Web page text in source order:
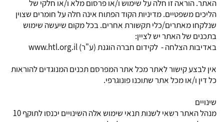
האתר. הוראה זו חלה על שימוש ו/או פרסום מלא ו/או חלקי של
הליכים משפטיים. מדיניות הקוד הפתוח אינה חלה על חומרים שצוין
שנלקחו מאתרים/כלי תקשורת אחרים. בכל מקום שיעשה שימוש
בתכנים של האתר יש לציין:
באדיבות הצלחה - לקידום חברה הוגנת (ע"ר) www.htl.org.il
אין לבצע קישור לאתר מכל אתר המפרסם תכנים המנוגדים להוראות
כל דין ו/או מכל אתר שתוכנו פונוגרפי.
שינויים
מנהל האתר רשאי לשנות תנאי שימוש אלה השינויים יכנסו לתוקף 10